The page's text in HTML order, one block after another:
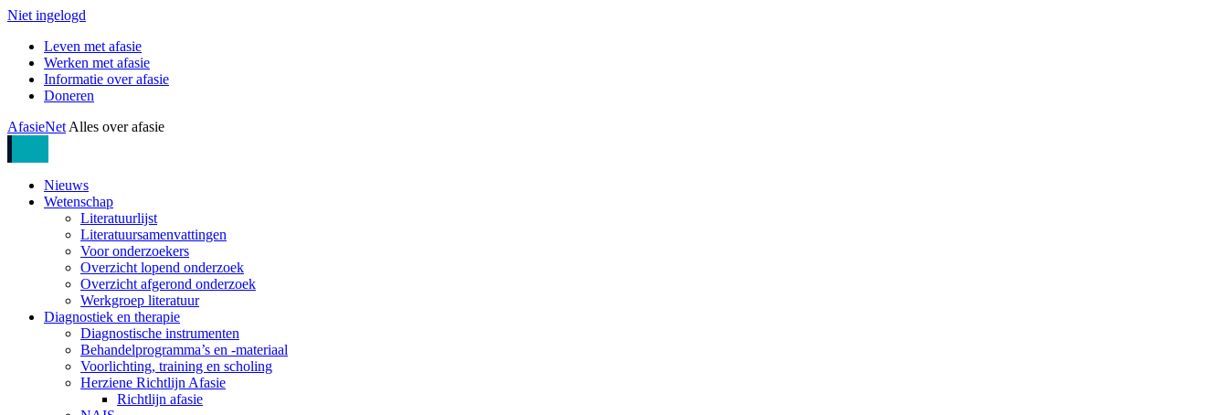
Niet ingelogd
Leven met afasie
Werken met afasie
Informatie over afasie
Doneren
AfasieNet Alles over afasie
Nieuws
Wetenschap
Literatuurlijst
Literatuursamenvattingen
Voor onderzoekers
Overzicht lopend onderzoek
Overzicht afgerond onderzoek
Werkgroep literatuur
Diagnostiek en therapie
Diagnostische instrumenten
Behandelprogramma’s en -materiaal
Voorlichting, training en scholing
Herziene Richtlijn Afasie
Richtlijn afasie